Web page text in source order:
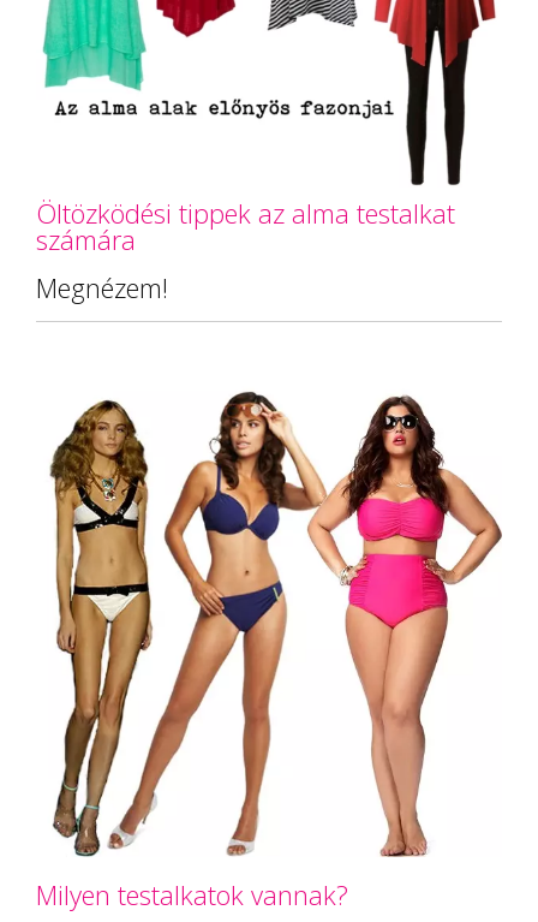
Öltözködési tippek az alma testalkat
számára
Megnézem!
Milyen testalkatok vannak?